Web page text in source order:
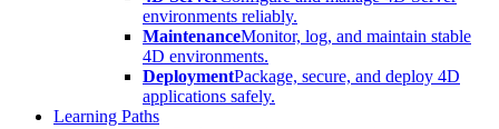
environments reliably.
MaintenanceMonitor, log, and maintain stable
4D environments.
DeploymentPackage, secure, and deploy 4D
applications safely.
Learning Paths